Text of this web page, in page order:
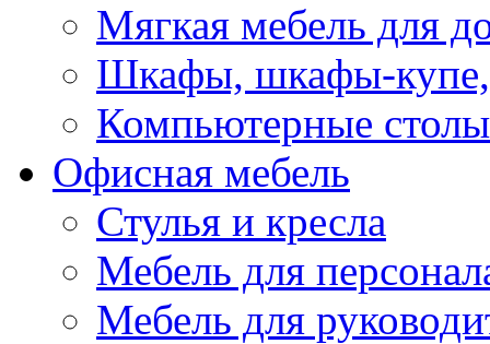
Мягкая мебель для
Шкафы, шкафы-купе,
Компьютерные столы
Офисная мебель
Стулья и кресла
Мебель для
Мебель для